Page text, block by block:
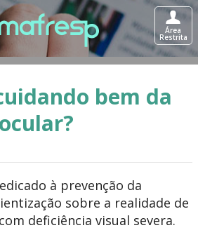
Área
Restrita
bem da
à prevenção da
sobre a realidade de
deficiência visual severa.